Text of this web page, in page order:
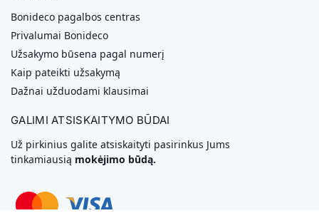
Bonideco pagalbos centras
Privalumai Bonideco
Užsakymo būsena pagal numerį
Kaip pateikti užsakymą
Dažnai užduodami klausimai
GALIMI ATSISKAITYMO BŪDAI
Už pirkinius galite atsiskaityti pasirinkus Jums
tinkamiausią mokėjimo būdą.